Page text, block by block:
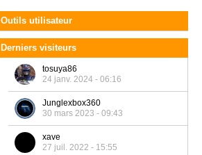
Outils utilisateur
Derniers visiteurs
tosuya86
24 janv. 2024 - 06:16
Junglexbox360
30 mars 2023 - 09:43
xave
27 juil. 2022 - 15:55